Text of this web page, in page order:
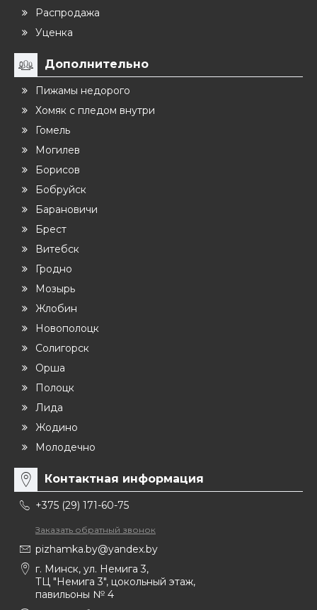
Распродажа
Уценка
Дополнительно
Пижамы недорого
Хомяк с пледом внутри
Гомель
Могилев
Борисов
Бобруйск
Барановичи
Брест
Витебск
Гродно
Мозырь
Жлобин
Новополоцк
Солигорск
Орша
Полоцк
Лида
Жодино
Молодечно
Контактная информация
+375 (29) 171-60-75
Заказать обратный звонок
pizhamka.by@yandex.by
г. Минск, ул. Немига 3,
ТЦ "Немига 3", цокольный этаж,
павильоны № 4